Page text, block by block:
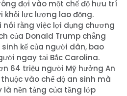
đợi vào một chế độ hưu trí
khỏi lực lượng lao động.
nói rằng việc lợi dụng chương
của Donald Trump chẳng
kế của người dân, bao
ngay tại Bắc Carolina.
64 triệu người Mỹ hưởng An
vào chế độ an sinh mà
nền tảng của tầng lớp